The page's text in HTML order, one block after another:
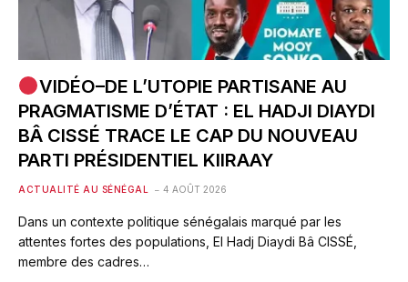
VIDÉO–DE L’UTOPIE PARTISANE AU
PRAGMATISME D’ÉTAT : EL HADJI DIAYDI
BÂ CISSÉ TRACE LE CAP DU NOUVEAU
PARTI PRÉSIDENTIEL KIIRAAY
ACTUALITÉ AU SÉNÉGAL 4 AOÛT 2026
Dans un contexte politique sénégalais marqué par les
attentes fortes des populations, El Hadj Diaydi Bâ CISSÉ,
membre des cadres…